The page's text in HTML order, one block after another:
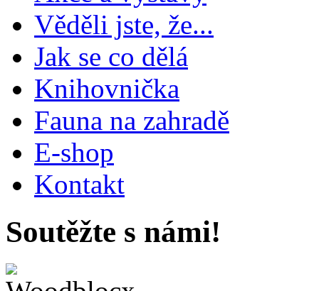
Věděli jste, že...
Jak se co dělá
Knihovnička
Fauna na zahradě
E-shop
Kontakt
Soutěžte s námi!